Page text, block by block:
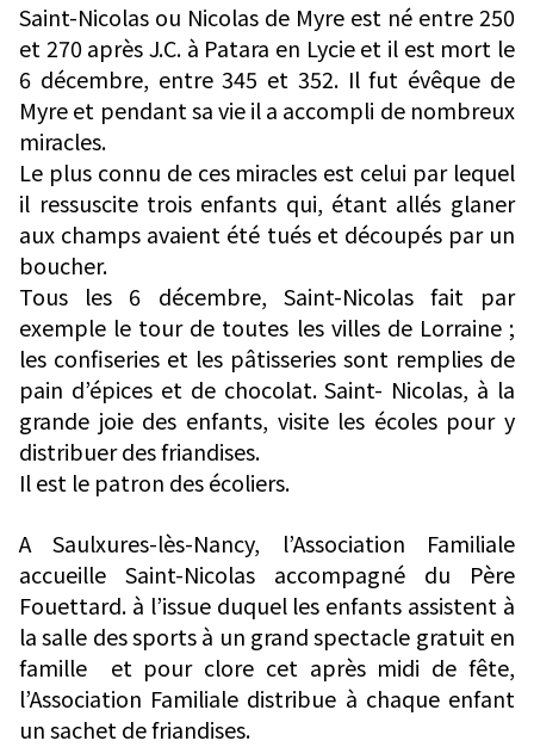
Saint-Nicolas ou Nicolas de Myre est né entre 250
et 270 après J.C. à Patara en Lycie et il est mort le
6 décembre, entre 345 et 352. Il fut évêque de
Myre et pendant sa vie il a accompli de nombreux
miracles.
Le plus connu de ces miracles est celui par lequel
il ressuscite trois enfants qui, étant allés glaner
aux champs avaient été tués et découpés par un
boucher.
Tous les 6 décembre, Saint-Nicolas fait par
exemple le tour de toutes les villes de Lorraine ;
les confiseries et les pâtisseries sont remplies de
pain d’épices et de chocolat. Saint- Nicolas, à la
grande joie des enfants, visite les écoles pour y
distribuer des friandises.
Il est le patron des écoliers.
A Saulxures-lès-Nancy, l’Association Familiale
accueille Saint-Nicolas accompagné du Père
Fouettard. à l’issue duquel les enfants assistent à
la salle des sports à un grand spectacle gratuit en
famille et pour clore cet après midi de fête,
l’Association Familiale distribue à chaque enfant
un sachet de friandises.